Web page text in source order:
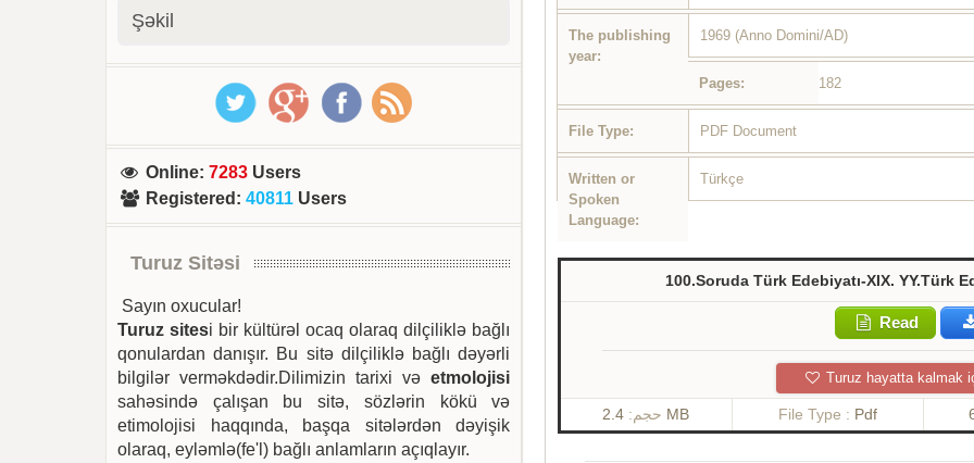
The publishing
year:
1969 (Anno Domini/AD)
Pages: 182
File Type: PDF Document
Written or
Spoken
Language:
Türkçe
100.Soruda Türk Edebiyatı-XIX. YY.Türk
Read
Turuz hayatta kalmak
حجم: 2.4 MB File Type : Pdf
Şəkil
Online:7283 Users
Registered :40811 Users
Turuz Sitəsi
Sayın oxucular!
Turuz sitesi bir kültürəl ocaq olaraq dilçiliklə bağlı
qonulardan danışır. Bu sitə dilçiliklə bağlı dəyərli
bilgilər verməkdədir.Dilimizin tarixi vəetmolojisi
sahəsində çalışan bu sitə, sözlərin kökü və
etimolojisi haqqında, başqa sitələrdən dəyişik
olaraq, eyləmlə(fe'l) bağlı anlamların açıqlayır.